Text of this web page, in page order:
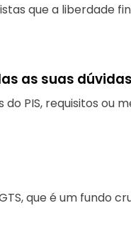
que a liberdade
as suas dúvidas
PIS, requisitos ou
que é um fundo